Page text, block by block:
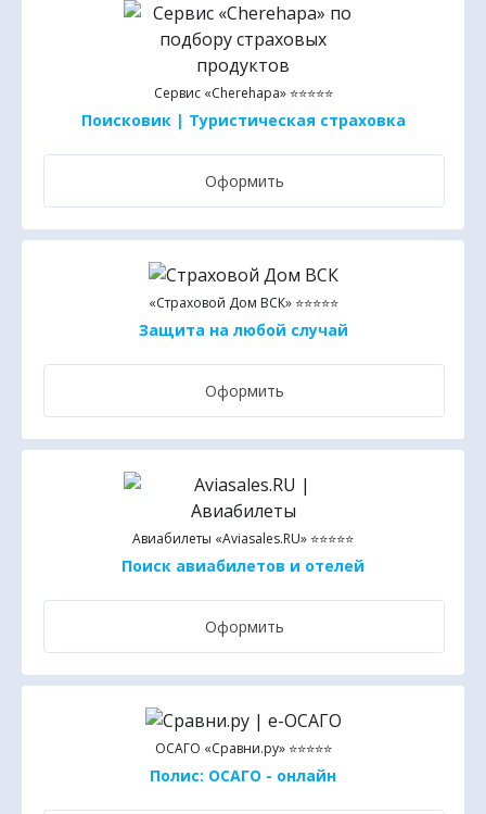
Сервис «Cherehapa» ⭐⭐⭐⭐⭐
Поисковик | Туристическая страховка
Оформить
«Страховой Дом ВСК» ⭐⭐⭐⭐⭐
Защита на любой случай
Оформить
Авиабилеты «Aviasales.RU» ⭐⭐⭐⭐⭐
Поиск авиабилетов и отелей
Оформить
ОСАГО «Сравни.ру» ⭐⭐⭐⭐⭐
Полис: ОСАГО - онлайн